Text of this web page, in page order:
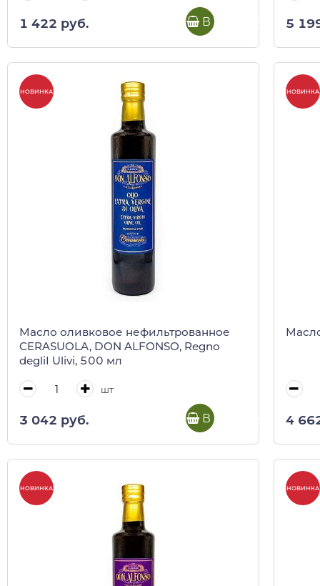
1 422 руб. В корзину 5
НОВИНКА
Масло оливковое нефильтрованное
CERASUOLA, DON ALFONSO, Regno
degliI Ulivi, 500 мл
шт
3 042 руб. В корзину
НОВИНКА
4
НОВИНКА НОВИНКА